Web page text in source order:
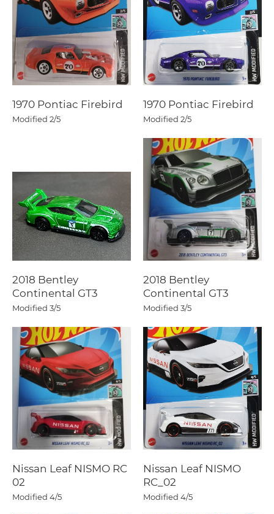
1970 Pontiac Firebird
Modified 2/5
1970 Pontiac Firebird
Modified 2/5
2018 Bentley
Continental GT3
Modified 3/5
2018 Bentley
Continental GT3
Modified 3/5
Nissan Leaf NISMO RC
02
Modified 4/5
Nissan Leaf NISMO
RC_02
Modified 4/5